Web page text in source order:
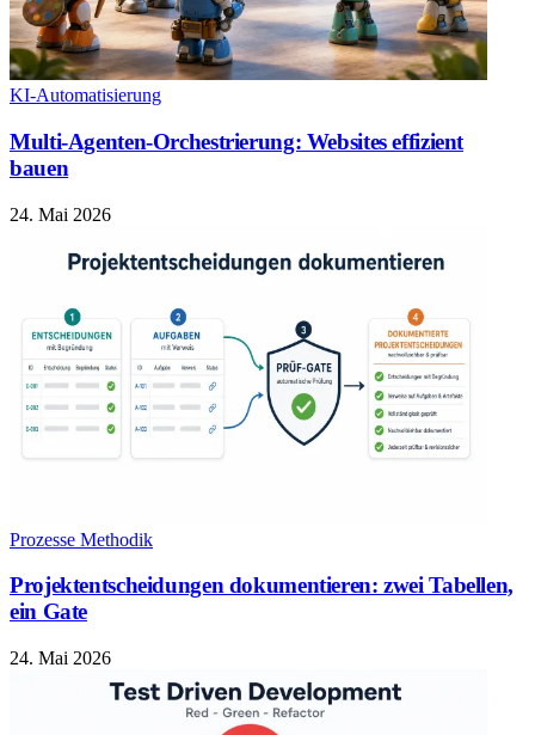
KI-Automatisierung
Multi-Agenten-Orchestrierung: Websites effizient
bauen
24. Mai 2026
Prozesse Methodik
Projektentscheidungen dokumentieren: zwei Tabellen,
ein Gate
24. Mai 2026